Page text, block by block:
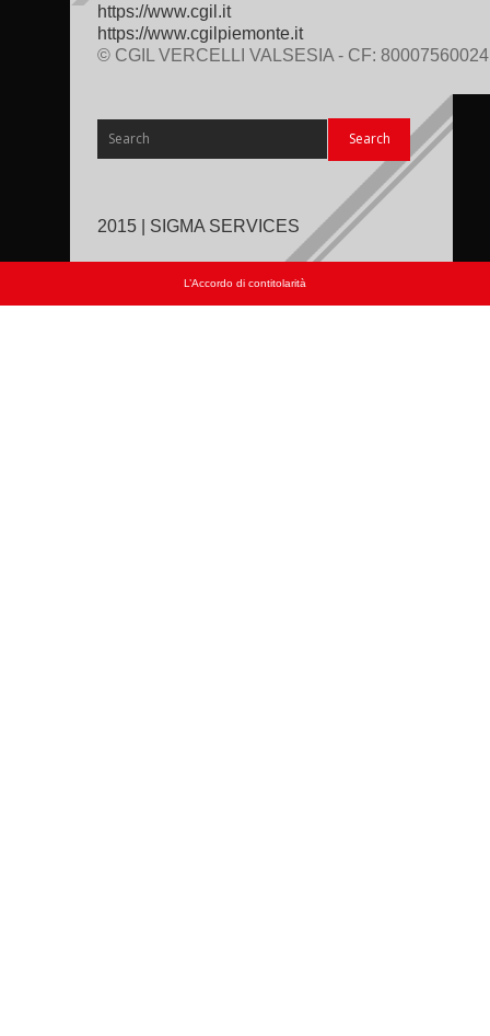
https://www.cgil.it
https://www.cgilpiemonte.it
© CGIL VERCELLI VALSESIA - CF: 80007560024
2015 | SIGMA SERVICES
L’Accordo di contitolarità